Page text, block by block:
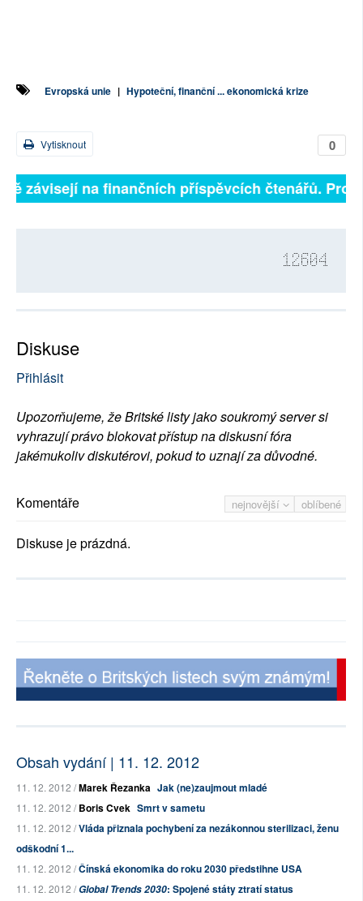
Evropská unie | Hypoteční, finanční ... ekonomická krize
0
Vytisknout
závisejí na finančních příspěvcích čtenářů.
12604
Diskuse
Přihlásit
Upozorňujeme, že Britské listy jako soukromý server si
vyhrazují právo blokovat přístup na diskusní fóra
jakémukoliv diskutérovi, pokud to uznají za důvodné.
nejnovější oblíbené
Komentáře
Diskuse je prázdná.
Obsah vydání | 11. 12. 2012
11. 12. 2012 /Marek Řezanka Jak (ne)zaujmout mladé
11. 12. 2012 /Boris Cvek Smrt v sametu
11. 12. 2012 /Vláda přiznala pochybení za nezákonnou sterilizaci, ženu
odškodní 1...
11. 12. 2012 /Čínská ekonomika do roku 2030 předstihne USA
11. 12. 2012 /Global Trends 2030: Spojené státy ztratí status